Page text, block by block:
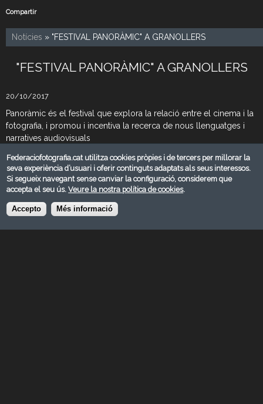
Compartir
Notícies » "FESTIVAL PANORÀMIC" A GRANOLLERS
"FESTIVAL PANORÀMIC" A GRANOLLERS
20/10/2017
Panoràmic és el festival que explora la relació entre el cinema i la
fotografia, i promou i incentiva la recerca de nous llenguatges i
narratives audiovisuals
ct=t%28Newsletter_interno_211_29_2014%29
A Granollers, del 21 al 26 de novembre de 2017
Entrada Gratuita.
Federaciofotografia.cat utilitza cookies pròpies i de tercers per millorar la
seva experiència d’usuari i oferir continguts adaptats als seus interessos.
Si segueix navegant sense canviar la configuració, considerem que
accepta el seu ús.Veure la nostra política de cookies.
Accepto Més informació